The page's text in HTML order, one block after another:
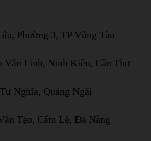
Phường 3, TP Vũng Tàu
Văn Linh, Ninh Kiều, Cần Thơ
Nghĩa, Quảng Ngãi
Tạo, Cẩm Lệ, Đà Nẵng